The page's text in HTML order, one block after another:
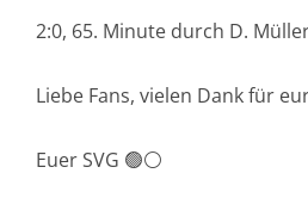
2:0, 65. Minute durch D.
Liebe Fans, vielen Dank für
Euer SVG 🟢⚪️